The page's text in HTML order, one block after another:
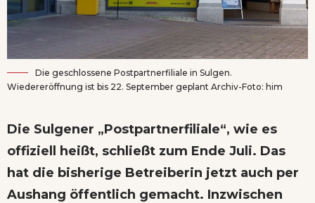
Die geschlossene Postpartnerfiliale in Sulgen.
Wiedereröffnung ist bis 22. September geplant Archiv-Foto: him
Die Sulgener „Postpartnerfiliale“, wie es
offiziell heißt, schließt zum Ende Juli. Das
hat die bisherige Betreiberin jetzt auch per
Aushang öffentlich gemacht. Inzwischen